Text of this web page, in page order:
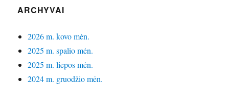
ARCHYVAI
2026 m. kovo mėn.
2025 m. spalio mėn.
2025 m. liepos mėn.
2024 m. gruodžio mėn.